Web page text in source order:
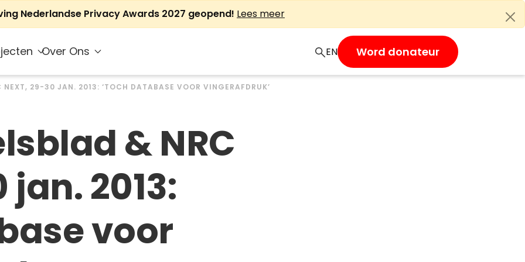
Nederlandse Privacy Awards 2027 geopend! Lees meer
Over Ons EN Word donateur
NEXT, 29-30 JAN. 2013: ‘TOCH DATABASE VOOR VINGERAFDRUK’
& NRC
2013:
voor